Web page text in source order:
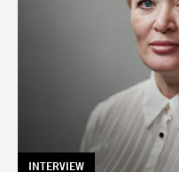
TAG:
INTERVIEW